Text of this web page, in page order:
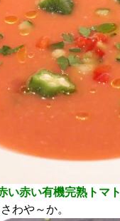
い赤い有機完熟トマ
わや～か。